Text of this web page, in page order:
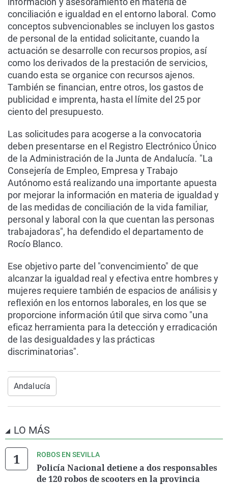
conciliación e igualdad en el entorno laboral. Como
conceptos subvencionables se incluyen los gastos
de personal de la entidad solicitante, cuando la
actuación se desarrolle con recursos propios, así
como los derivados de la prestación de servicios,
cuando esta se organice con recursos ajenos.
También se financian, entre otros, los gastos de
publicidad e imprenta, hasta el límite del 25 por
ciento del presupuesto.
Las solicitudes para acogerse a la convocatoria
deben presentarse en el Registro Electrónico Único
de la Administración de la Junta de Andalucía. "La
Consejería de Empleo, Empresa y Trabajo
Autónomo está realizando una importante apuesta
por mejorar la información en materia de igualdad y
de las medidas de conciliación de la vida familiar,
personal y laboral con la que cuentan las personas
trabajadoras", ha defendido el departamento de
Rocío Blanco.
Ese objetivo parte del "convencimiento" de que
alcanzar la igualdad real y efectiva entre hombres y
mujeres requiere también de espacios de análisis y
reflexión en los entornos laborales, en los que se
proporcione información útil que sirva como "una
eficaz herramienta para la detección y erradicación
de las desigualdades y las prácticas
discriminatorias".
Andalucía
LO MÁS
ROBOS EN SEVILLA
Policía Nacional detiene a dos responsables
de 120 robos de scooters en la provincia